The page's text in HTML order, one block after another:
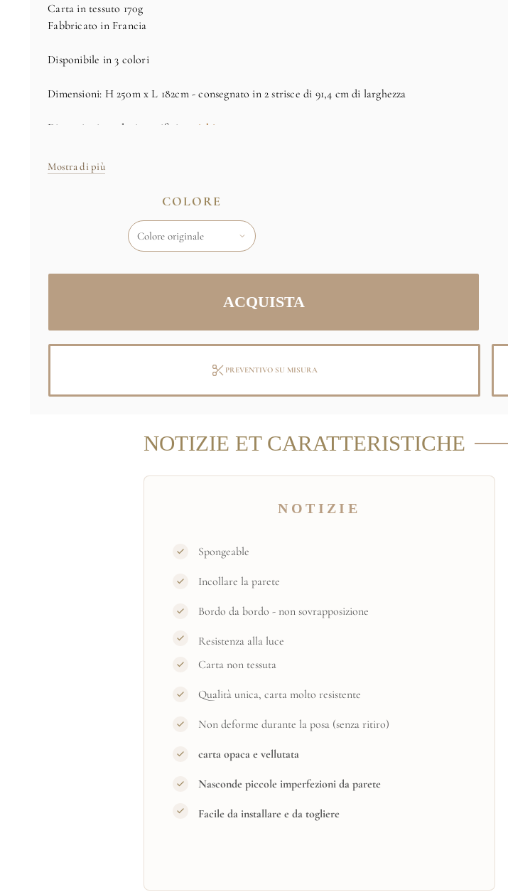
Carta in tessuto 170g
Fabbricato in Francia
Disponibile in 3 colori
Dimensioni: H 250m x L 182cm - consegnato in 2 strisce di 91,4 cm di larghezza
Dimensioni e colori specifici su richiesta
Immagine originale: (C) RMN / Gérard Blot
Mostra di più
COLORE
PREVENTIVO SU MISURA
NOTIZIE ET CARATTERISTICHE
NOTIZIE
Spongeable
Incollare la parete
Bordo da bordo - non sovrapposizione
Resistenza alla luce
Carta non tessuta
Qualità unica, carta molto resistente
Non deforme durante la posa (senza ritiro)
carta opaca e vellutata
Nasconde piccole imperfezioni da parete
Facile da installare e da togliere